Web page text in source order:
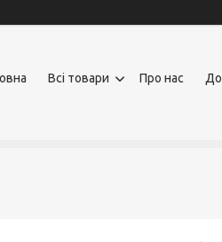
Всі товари Про нас